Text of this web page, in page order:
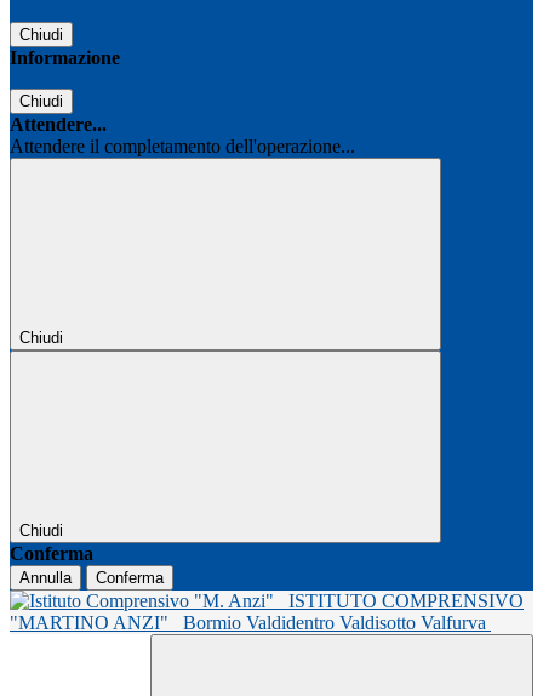
Chiudi
Informazione
Chiudi
Attendere...
Attendere il completamento dell'operazione...
Chiudi
Chiudi
Conferma
Annulla Conferma
ISTITUTO COMPRENSIVO
"MARTINO ANZI"
Bormio Valdidentro Valdisotto Valfurva